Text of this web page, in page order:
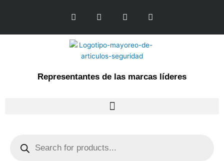
i
k
e
a
e
b
o
o
-
n
t
a
r
m
o
t
u
Representantes de las marcas líderes